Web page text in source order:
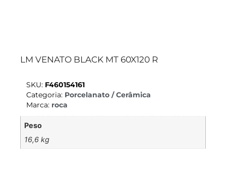
LM VENATO BLACK MT 60X120 R
SKU: F460154161
Categoria: Porcelanato / Cerâmica
Marca: roca
Peso
16,6 kg